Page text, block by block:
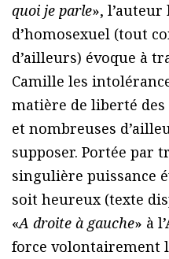
quoi je parle», l’auteur
d’homosexuel (tout
d’ailleurs) évoque à
Camille les
matière de liberté
et nombreuses
supposer. Portée par
singulière puissance
soit heureux (texte
«A droite à gauche» à
force volontairement